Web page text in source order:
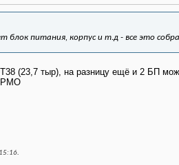
питания, корпус и т.д - все это
(23,7 тыр), на разницу ещё и 2 БП
15:16.